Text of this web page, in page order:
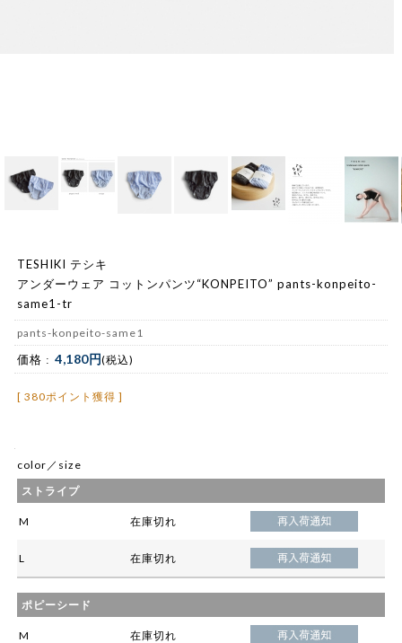
TESHIKI テシキ
アンダーウェア コットンパンツ“KONPEITO” pants-konpeito-
same1-tr
pants-konpeito-same1
価格 : 4,180円(税込)
[ 380ポイント獲得 ]
color／size
ストライプ
M 在庫切れ
L 在庫切れ
ポピーシード
M 在庫切れ